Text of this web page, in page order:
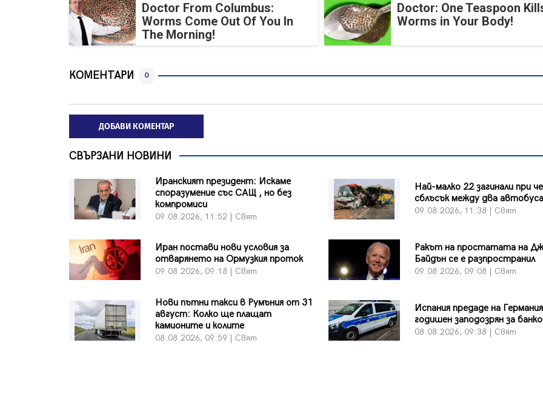
Doctor From Columbus:
Worms Come Out Of You In
The Morning!
Doctor: One Teaspoon
Worms in Your Body!
КОМЕНТАРИ 0
ДОБАВИ КОМЕНТАР
СВЪРЗАНИ НОВИНИ
Иранският президент: Искаме
споразумение със САЩ , но без
компромиси
09.08.2026, 11:52 | Свят
Най-малко 22 загинали при
сблъсък между два автобуса
09.08.2026, 11:38 | Свят
Иран постави нови условия за
отварянето на Ормузкия проток
09.08.2026, 09:18 | Свят
Ракът на простатата на
Байдън се е разпространил
09.08.2026, 09:08 | Свят
Нови пътни такси в Румъния от 31
август: Колко ще плащат
камионите и колите
08.08.2026, 09:59 | Свят
Испания предаде на
годишен заподозрян за
08.08.2026, 09:38 | Свят